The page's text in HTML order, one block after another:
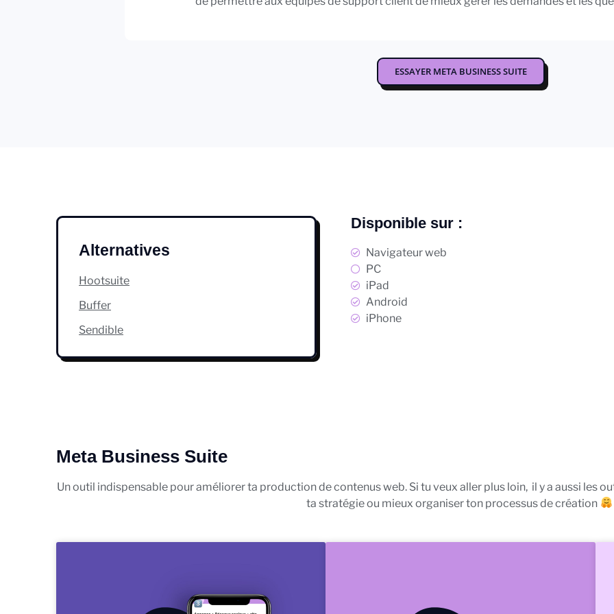
ESSAYER META BUSINESS SUITE
Alternatives
Hootsuite
Buffer
Sendible
Disponible sur :
Navigateur web
PC
iPad
Android
iPhone
Meta Business Suite
Un outil indispensable pour améliorer ta production de contenus web. Si tu veux aller plus loin, il y a aussi les
ta stratégie ou mieux organiser ton processus de création